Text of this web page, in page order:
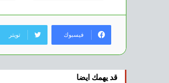
فيسبوك تويتر
قد يهمك ايضا